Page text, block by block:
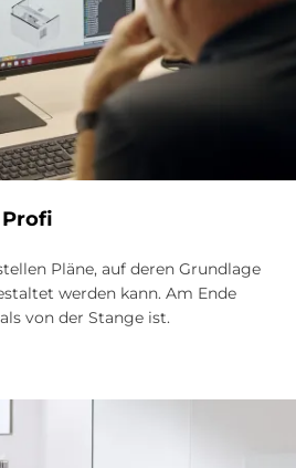
Pläne, auf deren Grundlage
werden kann. Am Ende
von der Stange ist.